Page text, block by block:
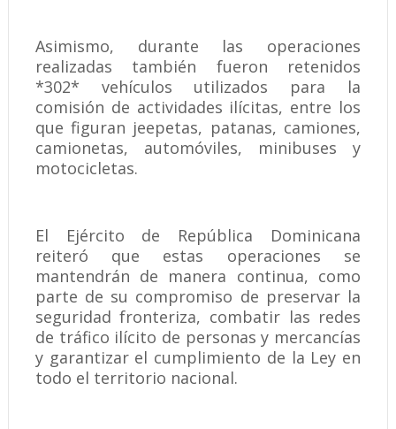
Asimismo, durante las operaciones
realizadas también fueron retenidos
*302* vehículos utilizados para la
comisión de actividades ilícitas, entre los
que figuran jeepetas, patanas, camiones,
camionetas, automóviles, minibuses y
motocicletas.
El Ejército de República Dominicana
reiteró que estas operaciones se
mantendrán de manera continua, como
parte de su compromiso de preservar la
seguridad fronteriza, combatir las redes
de tráfico ilícito de personas y mercancías
y garantizar el cumplimiento de la Ley en
todo el territorio nacional.